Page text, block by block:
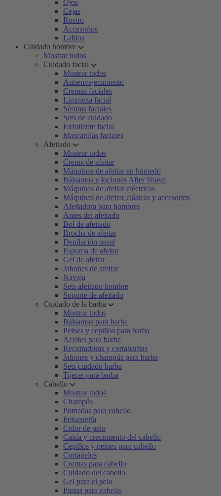
Ojos
Cejas
Rostro
Accesorios
Labios
Cuidado hombre
Mostrar todos
Cuidado facial
Mostrar todos
Antienvejecimiento
Cremas faciales
Limpieza facial
Sérums faciales
Sets de cuidado
Exfoliante facial
Mascarillas faciales
Afeitado
Mostrar todos
Crema de afeitar
Máquinas de afeitar en húmedo
Bálsamos y lociones After Shave
Máquinas de afeitar eléctricas
Máquinas de afeitar clásicas y accesorios
Afeitadora para hombres
Antes del afeitado
Bol de afeitado
Brocha de afeitar
Depilación nasal
Espuma de afeitar
Gel de afeitar
Jabones de afeitar
Navaja
Sets afeitado hombre
Soporte de afeitado
Cuidado de la barba
Mostrar todos
Bálsamos para barba
Peines y cepillos para barba
Aceites para barba
Recortadoras y cortabarbas
Jabones y champús para barba
Sets cuidado barba
Tijeras para barba
Cabello
Mostrar todos
Champús
Pomadas para cabello
Peluquería
Color de pelo
Caída y crecimiento del cabello
Cepillos y peines para cabello
Cortapelos
Cremas para cabello
Cuidado del cabello
Gel para el pelo
Pastas para cabello